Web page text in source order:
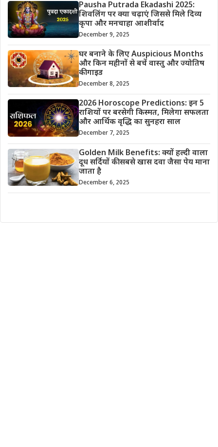
Pausha Putrada Ekadashi 2025:
शिवलिंग पर क्या चढ़ाएं जिससे मिले दिव्य
कृपा और मनचाहा आशीर्वाद
December 9, 2025
घर बनाने के लिए Auspicious Months
और किन महीनों से बचें वास्तु और ज्योतिष
की गाइड
December 8, 2025
2026 Horoscope Predictions: इन 5
राशियों पर बरसेगी किस्मत, मिलेगा सफलता
और आर्थिक वृद्धि का सुनहरा साल
December 7, 2025
Golden Milk Benefits: क्यों हल्दी वाला
दूध सर्दियों की सबसे खास दवा जैसा पेय माना
जाता है
December 6, 2025